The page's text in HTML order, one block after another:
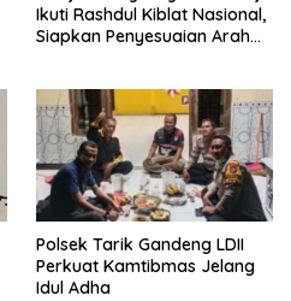
Ikuti Rashdul Kiblat Nasional,
Siapkan Penyesuaian Arah
Polsek Tarik Gandeng LDII
Perkuat Kamtibmas Jelang
Idul Adha